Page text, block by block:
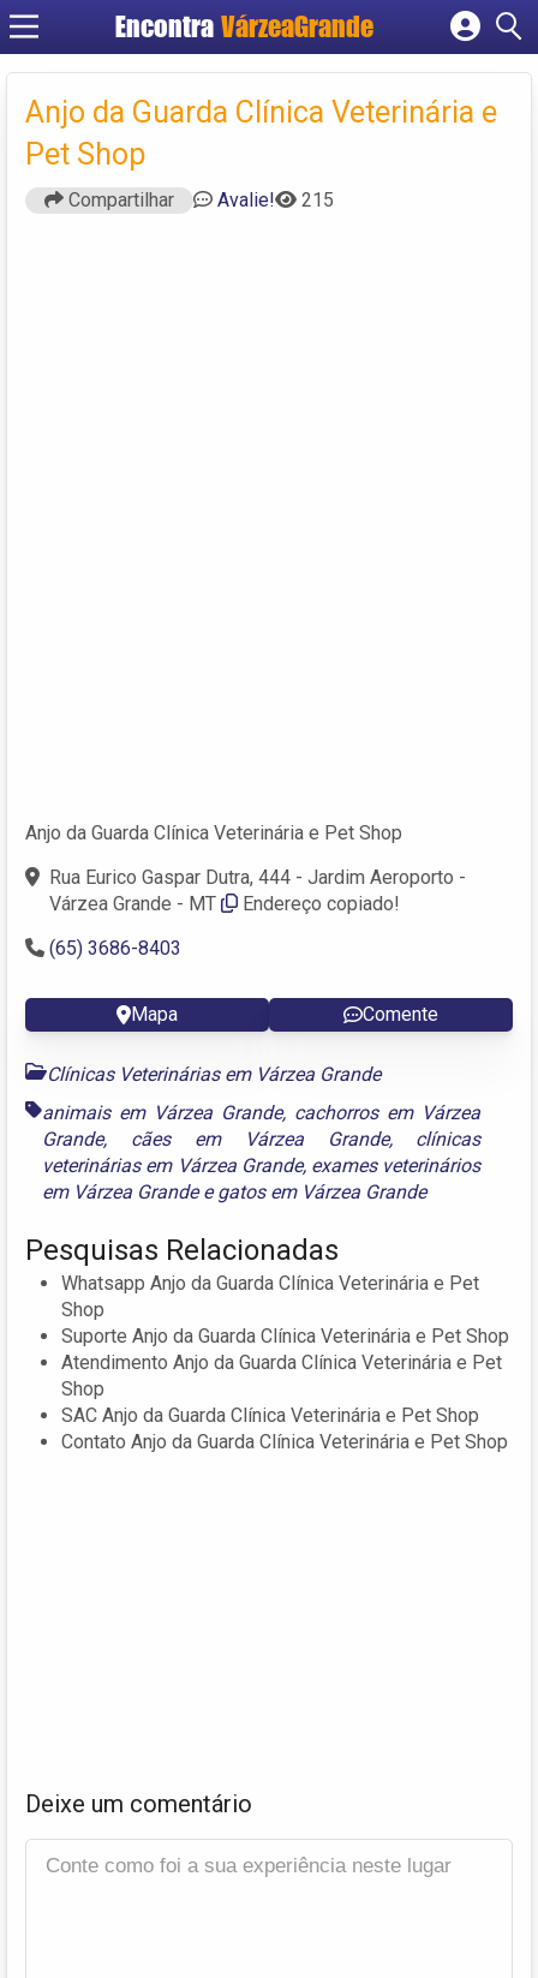
Encontra VárzeaGrande
Cadastrar empresa
Criar conta
Anjo da Guarda Clínica Veterinária e
Pet Shop
Compartilhar Avalie! 215
Anjo da Guarda Clínica Veterinária e Pet Shop
Rua Eurico Gaspar Dutra, 444 - Jardim Aeroporto -
Várzea Grande - MT
Endereço copiado!
(65) 3686-8403
Mapa Comente
Clínicas Veterinárias em Várzea Grande
animais em Várzea Grande, cachorros em Várzea
Grande, cães em Várzea Grande, clínicas
veterinárias em Várzea Grande, exames veterinários
em Várzea Grandeegatos em Várzea Grande
Pesquisas Relacionadas
Whatsapp Anjo da Guarda Clínica Veterinária e Pet
Shop
Suporte Anjo da Guarda Clínica Veterinária e Pet Shop
Atendimento Anjo da Guarda Clínica Veterinária e Pet
Shop
SAC Anjo da Guarda Clínica Veterinária e Pet Shop
Contato Anjo da Guarda Clínica Veterinária e Pet Shop
Deixe um comentário